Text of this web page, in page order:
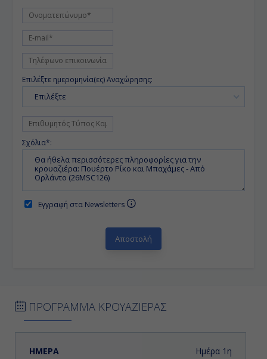
Επιλέξτε ημερομηνία(ες) Αναχώρησης:
Επιλέξτε
Σχόλια*:
Εγγραφή στα Newsletters
ΠΡΟΓΡΑΜΜΑ ΚΡΟΥΑΖΙΕΡΑΣ
ΗΜΕΡΑ ΑΝΑΧΩΡΗΣΗ
Ημέρα 1η